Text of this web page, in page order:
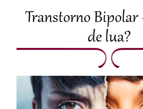
Transtorno Bipolar
de lua?